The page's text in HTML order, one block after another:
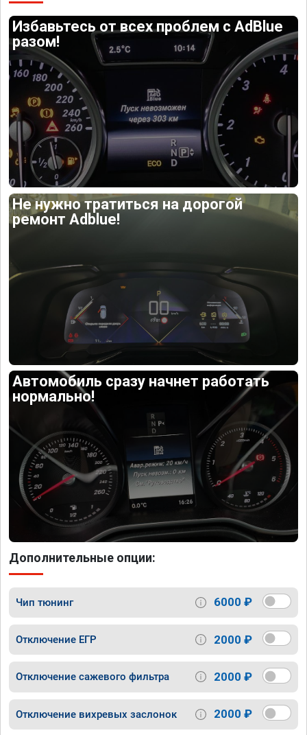
Избавьтесь от всех проблем с AdBlue
разом!
Не нужно тратиться на дорогой
ремонт Adblue!
Автомобиль сразу начнет работать
нормально!
Дополнительные опции:
Чип тюнинг 6000 ₽
Отключение ЕГР 2000 ₽
Отключение сажевого фильтра 2000 ₽
Отключение вихревых заслонок 2000 ₽